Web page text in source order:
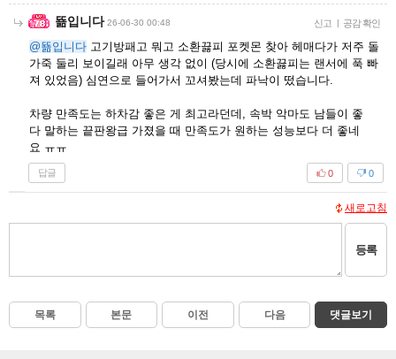
뚊입니다 26-06-30 00:48 신고 | 공감 확인
@뚊입니다 고기방패고 뭐고 소환끓피 포켓몬 찾아 헤매다가 저주 돌
가죽 둘리 보이길래 아무 생각 없이 (당시에 소환끓피는 랜서에 푹 빠
져 있었음) 심연으로 들어가서 꼬셔봤는데 파낙이 떴습니다.
차량 만족도는 하차감 좋은 게 최고라던데, 속박 악마도 남들이 좋
다 말하는 끝판왕급 가졌을 때 만족도가 원하는 성능보다 더 좋네
요 ㅠㅠ
답글 0
0
새로고침
등록
목록 본문 이전 다음 댓글보기